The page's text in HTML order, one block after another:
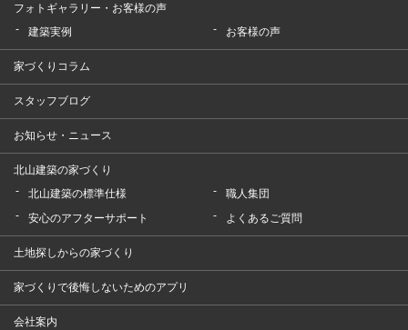
フォトギャラリー・お客様の声
建築実例
お客様の声
家づくりコラム
スタッフブログ
お知らせ・ニュース
北山建築の家づくり
北山建築の標準仕様
職人集団
安心のアフターサポート
よくあるご質問
土地探しからの家づくり
家づくりで後悔しないためのアプリ
会社案内